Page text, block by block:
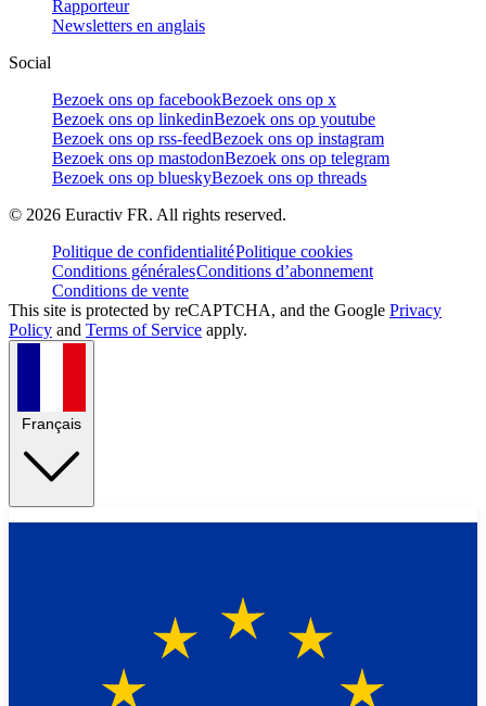
Rapporteur
Newsletters en anglais
Social
Bezoek ons op facebookBezoek ons op x
Bezoek ons op linkedinBezoek ons op youtube
Bezoek ons op rss-feedBezoek ons op instagram
Bezoek ons op mastodonBezoek ons op telegram
Bezoek ons op blueskyBezoek ons op threads
© 2026 Euractiv FR. All rights reserved.
Politique de confidentialitéPolitique cookies
Conditions généralesConditions d’abonnement
Conditions de vente
This site is protected by reCAPTCHA, and the Google Privacy
Policy and Terms of Service apply.
Français